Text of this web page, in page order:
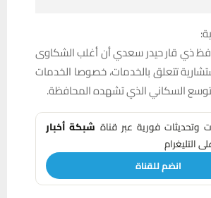
ذي قار حيدر سعدي أن أغلب الشكاوى
تتعلق بالخدمات، خصوصا الخدمات
السكاني الذي تشهده المحافظة.
وتحديثات فورية عبر قناة شبكة أخبار
التليغرام
انضم للقناة